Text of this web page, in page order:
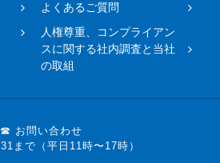
よくあるご質問
人権尊重、コンプライアン
スに関する社内調査と当社
の取組
☎ お問い合わせ
まで（平日11時〜17時）